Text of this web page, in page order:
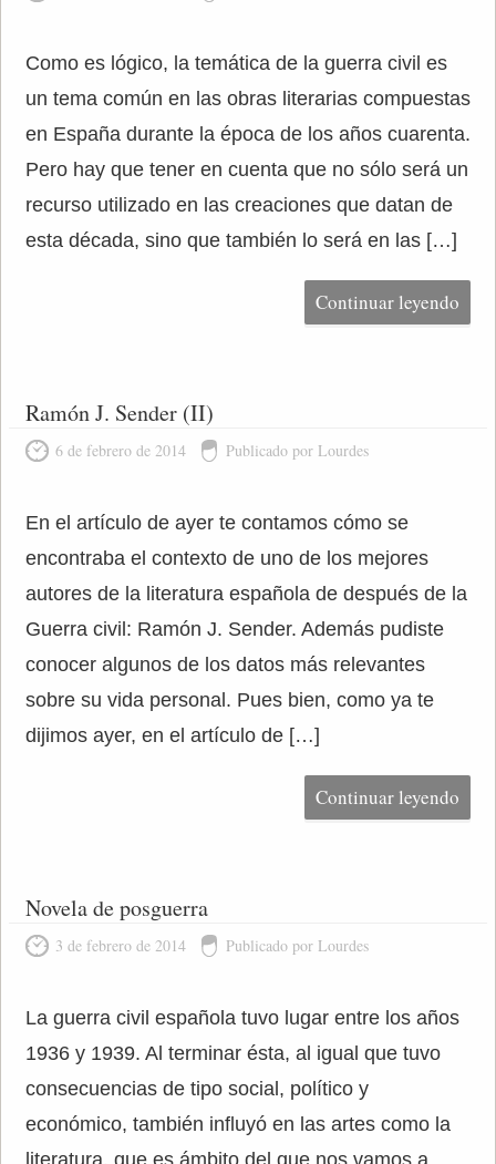
Como es lógico, la temática de la guerra civil es
un tema común en las obras literarias compuestas
en España durante la época de los años cuarenta.
Pero hay que tener en cuenta que no sólo será un
recurso utilizado en las creaciones que datan de
esta década, sino que también lo será en las […]
Continuar leyendo
Ramón J. Sender (II)
6 de febrero de 2014 Publicado por Lourdes
En el artículo de ayer te contamos cómo se
encontraba el contexto de uno de los mejores
autores de la literatura española de después de la
Guerra civil: Ramón J. Sender. Además pudiste
conocer algunos de los datos más relevantes
sobre su vida personal. Pues bien, como ya te
dijimos ayer, en el artículo de […]
Continuar leyendo
Novela de posguerra
3 de febrero de 2014 Publicado por Lourdes
La guerra civil española tuvo lugar entre los años
1936 y 1939. Al terminar ésta, al igual que tuvo
consecuencias de tipo social, político y
económico, también influyó en las artes como la
literatura, que es ámbito del que nos vamos a